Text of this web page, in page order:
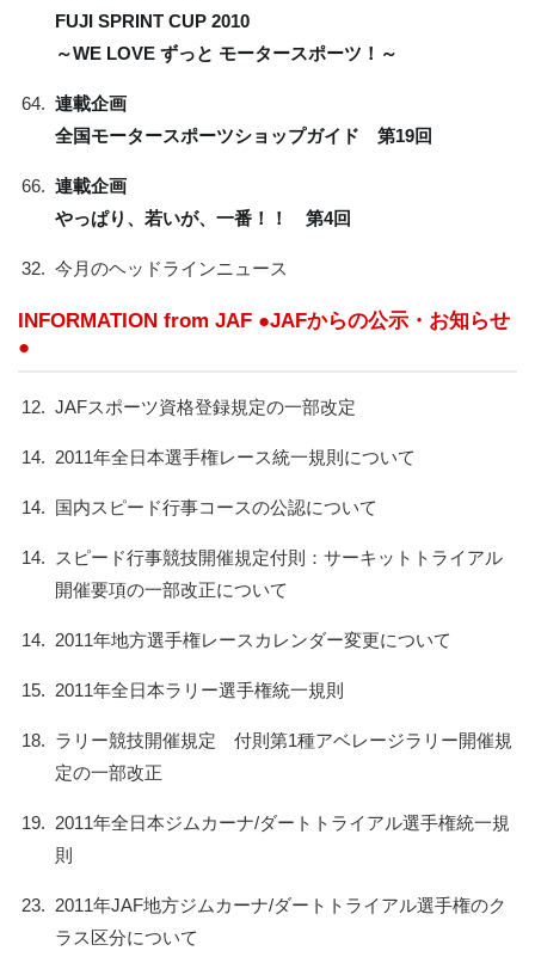
FUJI SPRINT CUP 2010
～WE LOVE ずっと モータースポーツ！～
64. 連載企画
全国モータースポーツショップガイド 第19回
66. 連載企画
やっぱり、若いが、一番！！ 第4回
32. 今月のヘッドラインニュース
INFORMATION from JAF ●JAFからの公示・お知らせ
●
12. JAFスポーツ資格登録規定の一部改定
14. 2011年全日本選手権レース統一規則について
14. 国内スピード行事コースの公認について
14.
スピード行事競技開催規定付則：サーキットトライアル
開催要項の一部改正について
14. 2011年地方選手権レースカレンダー変更について
15. 2011年全日本ラリー選手権統一規則
18. ラリー競技開催規定 付則第1種アベレージラリー開催規
定の一部改正
19. 2011年全日本ジムカーナ/ダートトライアル選手権統一規
則
23. 2011年JAF地方ジムカーナ/ダートトライアル選手権のク
ラス区分について